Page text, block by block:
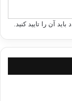
آن را تایید کنید.